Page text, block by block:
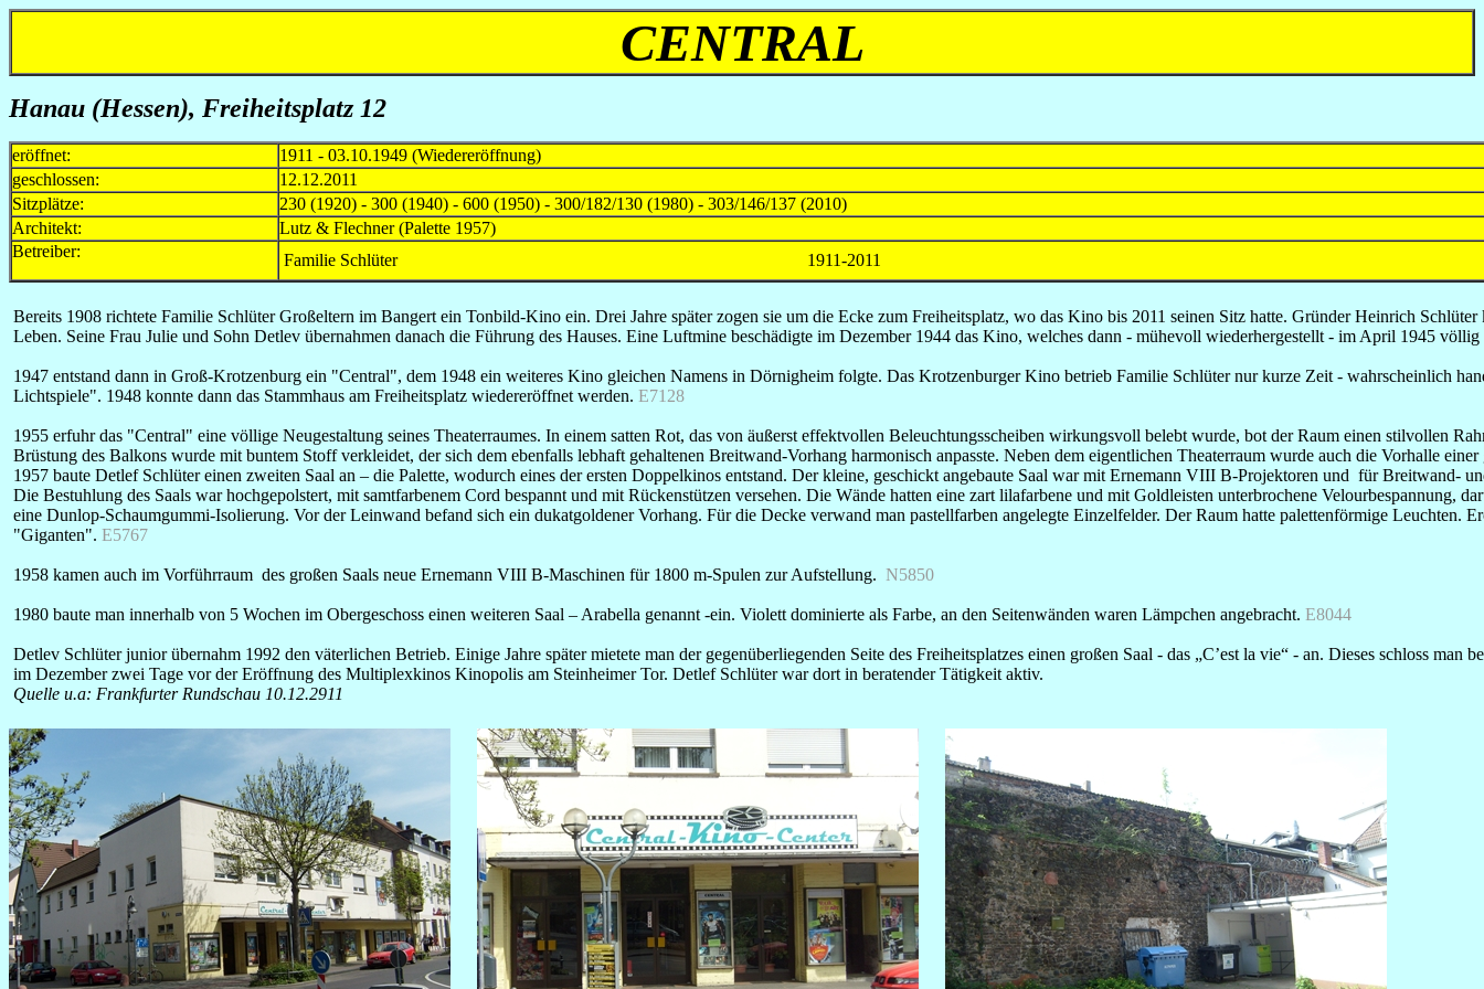
CENTRAL
Hanau (Hessen), Freiheitsplatz 12
eröffnet:
1911 - 03.10.1949 (Wiedereröffnung)
geschlossen:
12.12.2011
Sitzplätze:
230 (1920) - 300 (1940) - 600 (1950) - 300/182/130 (1980) - 303/146/137 (2010)
Architekt:
Lutz & Flechner (Palette 1957)
Betreiber:
Familie Schlüter 1911-2011
Bereits 1908 richtete Familie Schlüter Großeltern im Bangert ein Tonbild-Kino ein. Drei Jahre später zogen sie um die Ecke zum Freiheitsplatz, wo das Kino bis 2011 seinen Sitz hatte. Gründer Heinrich
Leben. Seine Frau Julie und Sohn Detlev übernahmen danach die Führung des Hauses. Eine Luftmine beschädigte im Dezember 1944 das Kino, welches dann - mühevoll wiederhergestellt - im April 1945
1947 entstand dann in Groß-Krotzenburg ein "Central", dem 1948 ein weiteres Kino gleichen Namens in Dörnigheim folgte. Das Krotzenburger Kino betrieb Familie Schlüter nur kurze Zeit - wahrscheinlich
Lichtspiele". 1948 konnte dann das Stammhaus am Freiheitsplatz wiedereröffnet werden. E7128
1955 erfuhr das "Central" eine völlige Neugestaltung seines Theaterraumes. In einem satten Rot, das von äußerst effektvollen Beleuchtungsscheiben wirkungsvoll belebt wurde, bot der Raum einen stilvollen
Brüstung des Balkons wurde mit buntem Stoff verkleidet, der sich dem ebenfalls lebhaft gehaltenen Breitwand-Vorhang harmonisch anpasste. Neben dem eigentlichen Theaterraum wurde auch die Vorhalle
1957 baute Detlef Schlüter einen zweiten Saal an – die Palette, wodurch eines der ersten Doppelkinos entstand. Der kleine, geschickt angebaute Saal war mit Ernemann VIII B-Projektoren und für Breitwand-
Die Bestuhlung des Saals war hochgepolstert, mit samtfarbenem Cord bespannt und mit Rückenstützen versehen. Die Wände hatten eine zart lilafarbene und mit Goldleisten unterbrochene Velourbespannung,
eine Dunlop-Schaumgummi-Isolierung. Vor der Leinwand befand sich ein dukatgoldener Vorhang. Für die Decke verwand man pastellfarben angelegte Einzelfelder. Der Raum hatte palettenförmige Leuchten.
"Giganten". E5767
1958 kamen auch im Vorführraum des großen Saals neue Ernemann VIII B-Maschinen für 1800 m-Spulen zur Aufstellung. N5850
1980 baute man innerhalb von 5 Wochen im Obergeschoss einen weiteren Saal – Arabella genannt -ein. Violett dominierte als Farbe, an den Seitenwänden waren Lämpchen angebracht. E8044
Detlev Schlüter junior übernahm 1992 den väterlichen Betrieb. Einige Jahre später mietete man der gegenüberliegenden Seite des Freiheitsplatzes einen großen Saal - das „C’est la vie“ - an. Dieses schloss man
im Dezember zwei Tage vor der Eröffnung des Multiplexkinos Kinopolis am Steinheimer Tor. Detlef Schlüter war dort in beratender Tätigkeit aktiv.
Quelle u.a: Frankfurter Rundschau 10.12.2911